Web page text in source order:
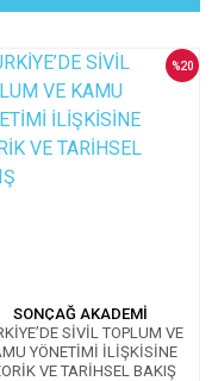
SONÇAĞ AKADEMİ
SİVİL TOPLUM VE
YÖNETİMİ İLİŞKİSİNE
VE TARİHSEL BAKIŞ
%20